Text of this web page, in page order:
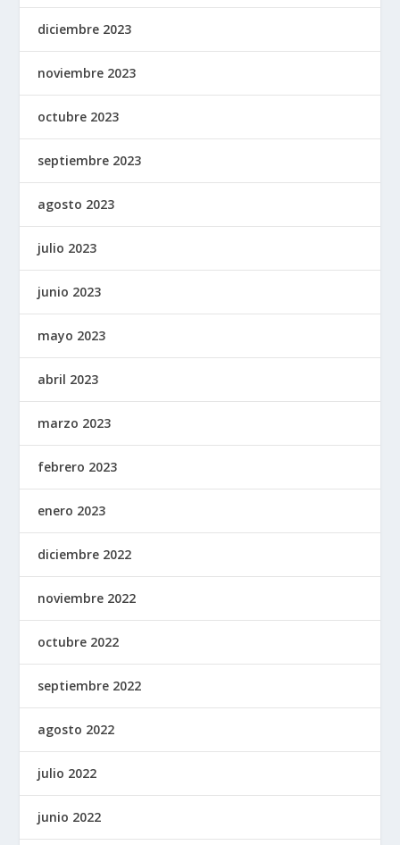
diciembre 2023
noviembre 2023
octubre 2023
septiembre 2023
agosto 2023
julio 2023
junio 2023
mayo 2023
abril 2023
marzo 2023
febrero 2023
enero 2023
diciembre 2022
noviembre 2022
octubre 2022
septiembre 2022
agosto 2022
julio 2022
junio 2022